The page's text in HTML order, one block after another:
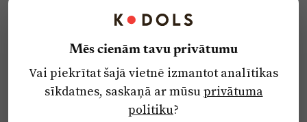
Privātuma politika
Ētikas kodekss
Mēs cienām tavu privātumu
Vai piekrītat šajā vietnē izmantot analītikas
sīkdatnes, saskaņā ar mūsuprivātuma
politiku?